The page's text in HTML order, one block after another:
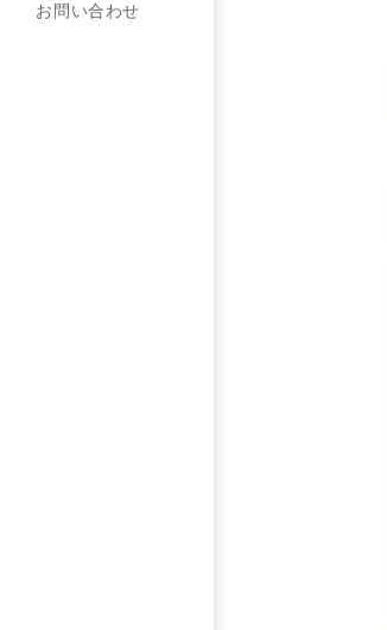
お問い合わせ